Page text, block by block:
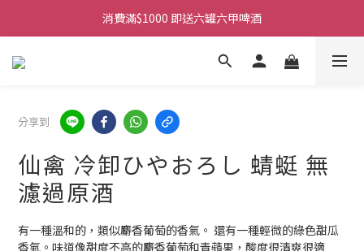
購物滿$380免運費。工作日 14:00截單, 翌日順豐凍運派送。
消費滿$1000 即送六罐六甲啤酒
購物滿$380免運費。工作日 14:00截單, 翌日順豐凍運派送。
分享到
仙禽 冷卸ひやおろし 蜻蜓 無
濾過原酒
有一種溫和的，類似麝香葡萄的香氣。 還有一種輕微的綠色甜瓜
香氣。味道像甜度不高的麝香葡萄和青蘋果，酸度很清爽很適